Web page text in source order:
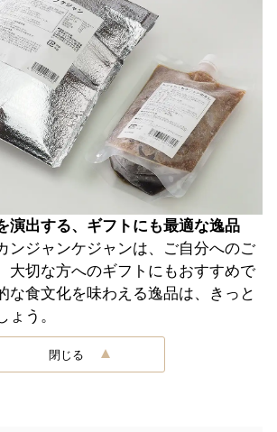
演出する、ギフトにも最適な逸品
ンジャンケジャンは、ご自分へのご
大切な方へのギフトにもおすすめで
な食文化を味わえる逸品は、きっと
ょう。
閉じる